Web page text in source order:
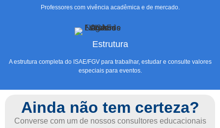
Professores com vivência acadêmica e de mercado.
Estrutura
A estrutura completa do ISAE/FGV para trabalhar, estudar e consulte valores
especiais para eventos.
Ainda não tem certeza?
Converse com um de nossos consultores educacionais